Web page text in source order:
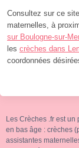
Consultez sur ce
maternelles, à
sur Boulogne-sur-Mer
les crèches dans
coordonnées
Les Crèches .fr est
en bas âge : crèches
assistantes